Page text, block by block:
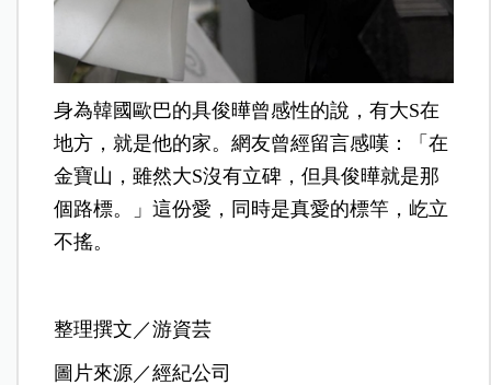
身為韓國歐巴的具俊曄曾感性的說，有大S在
地方，就是他的家。網友曾經留言感嘆：「在
金寶山，雖然大S沒有立碑，但具俊曄就是那
個路標。」這份愛，同時是真愛的標竿，屹立
不搖。
整理撰文／游資芸
圖片來源／經紀公司